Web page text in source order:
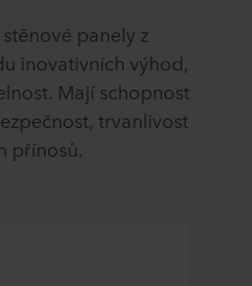
panely z
inovativních výhod,
Mají schopnost
trvanlivost
přínosů.